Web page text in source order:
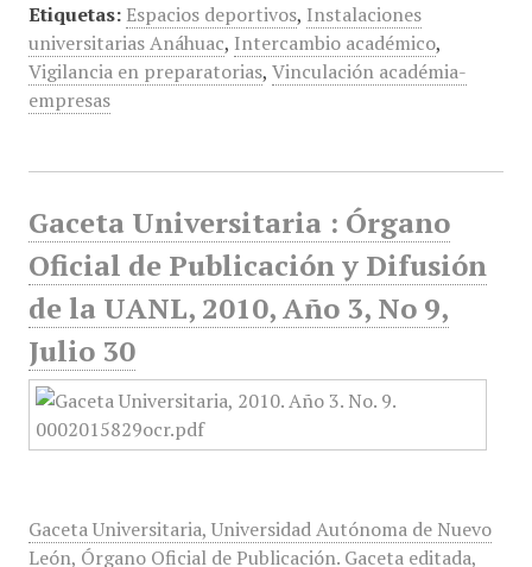
Etiquetas: Espacios deportivos, Instalaciones
universitarias Anáhuac, Intercambio académico,
Vigilancia en preparatorias, Vinculación académia-
empresas
Gaceta Universitaria : Órgano
Oficial de Publicación y Difusión
de la UANL, 2010, Año 3, No 9,
Julio 30
Gaceta Universitaria, Universidad Autónoma de Nuevo
León, Órgano Oficial de Publicación. Gaceta editada,